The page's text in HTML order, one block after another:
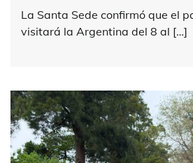
La Santa Sede confirmó que el
visitará la Argentina del 8 al […]